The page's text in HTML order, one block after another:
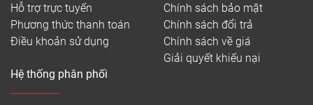
Hỗ trợ trực tuyến
Phương thức thanh toán
Điều khoản sử dụng
Chính sách bảo mật
Chính sách đổi trả
Chính sách về giá
Giải quyết khiếu nại
Hệ thống phân phối